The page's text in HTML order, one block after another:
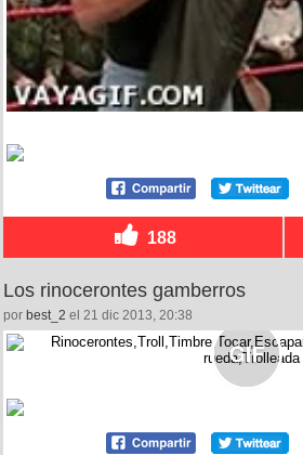
188
Los rinocerontes gamberros
por best_2 el 21 dic 2013, 20:38